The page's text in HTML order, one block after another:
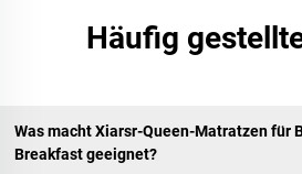
Häufig
Was macht Xiarsr-Queen-Matratzen für
Breakfast geeignet?